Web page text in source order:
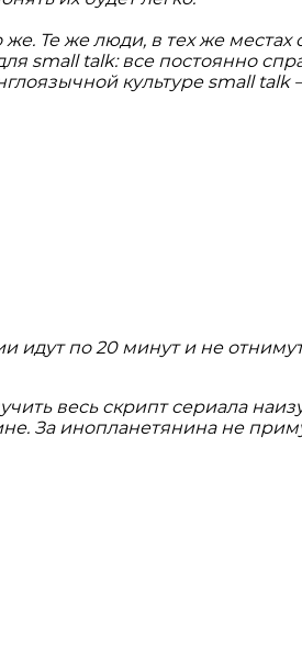
Те же люди, в тех же
small talk: все постоянно
культуре small talk
идут по 20 минут и не
весь скрипт сериала
За инопланетянина не